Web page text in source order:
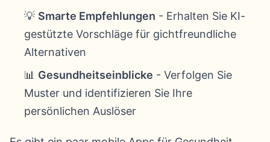
💡 Smarte Empfehlungen - Erhalten Sie KI-
gestützte Vorschläge für gichtfreundliche
Alternativen
📊 Gesundheitseinblicke - Verfolgen Sie
Muster und identifizieren Sie Ihre
persönlichen Auslöser